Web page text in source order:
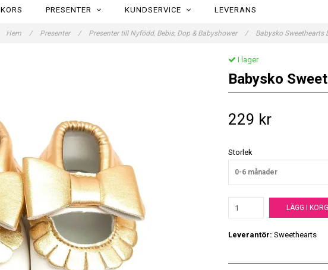
KORS PRESENTER KUNDSERVICE LEVERANS
Hem / Presenter / Presenter till Nyfödd, Bebis, Dop & Babyshower / Babysko Sweethearts
I lager
Babysko
229 kr
Storlek
0-6 månader
LÄGG I
Leverantör: Sweethearts